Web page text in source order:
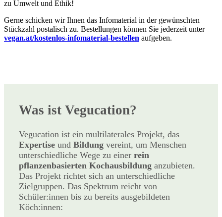
zu Umwelt und Ethik!
Gerne schicken wir Ihnen das Infomaterial in der gewünschten
Stückzahl postalisch zu. Bestellungen können Sie jederzeit unter
vegan.at/kostenlos-infomaterial-bestellen aufgeben.
Was ist Vegucation?
Vegucation ist ein multilaterales Projekt, das
Expertise und Bildung vereint, um Menschen
unterschiedliche Wege zu einer rein
pflanzenbasierten Kochausbildung anzubieten.
Das Projekt richtet sich an unterschiedliche
Zielgruppen. Das Spektrum reicht von
Schüler:innen bis zu bereits ausgebildeten
Köch:innen: